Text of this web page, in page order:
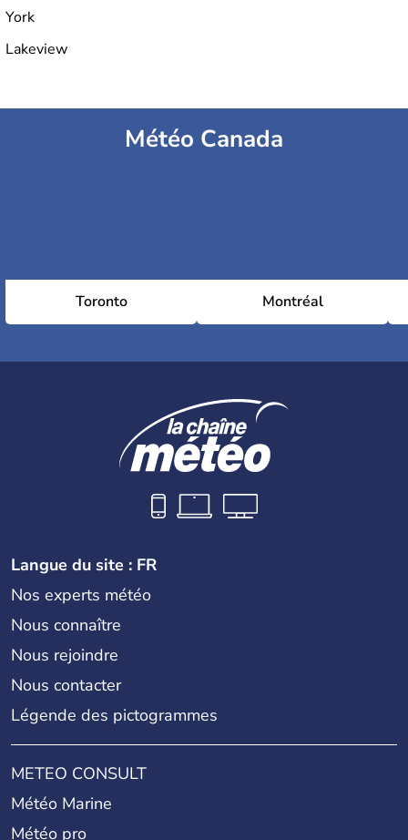
York
Lakeview
Météo Canada
Toronto Montréal
Langue du site : FR
Nos experts météo
Nous connaître
Nous rejoindre
Nous contacter
Légende des pictogrammes
METEO CONSULT
Météo Marine
Météo pro